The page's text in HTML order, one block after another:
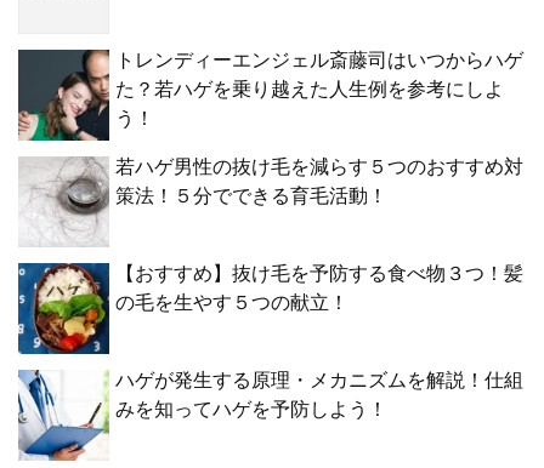
トレンディーエンジェル斎藤司はいつからハゲ
た？若ハゲを乗り越えた人生例を参考にしよ
う！
若ハゲ男性の抜け毛を減らす５つのおすすめ対
策法！５分でできる育毛活動！
【おすすめ】抜け毛を予防する食べ物３つ！髪
の毛を生やす５つの献立！
ハゲが発生する原理・メカニズムを解説！仕組
みを知ってハゲを予防しよう！